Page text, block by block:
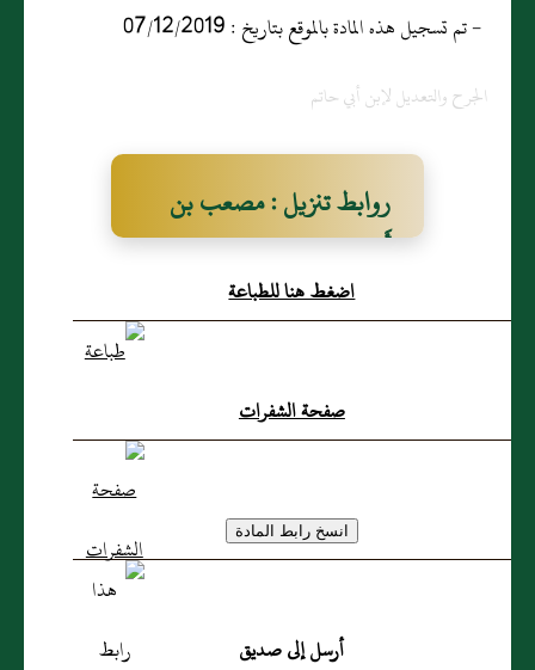
- تم تسجيل هذه المادة بالموقع بتاريخ : 07/12/2019
الجرح والتعديل لإبن أبي حاتم
روابط تنزيل : مصعب بن
أَبي ذئب
اضغط هنا للطباعة
صفحة الشفرات
أرسل إلى صديق